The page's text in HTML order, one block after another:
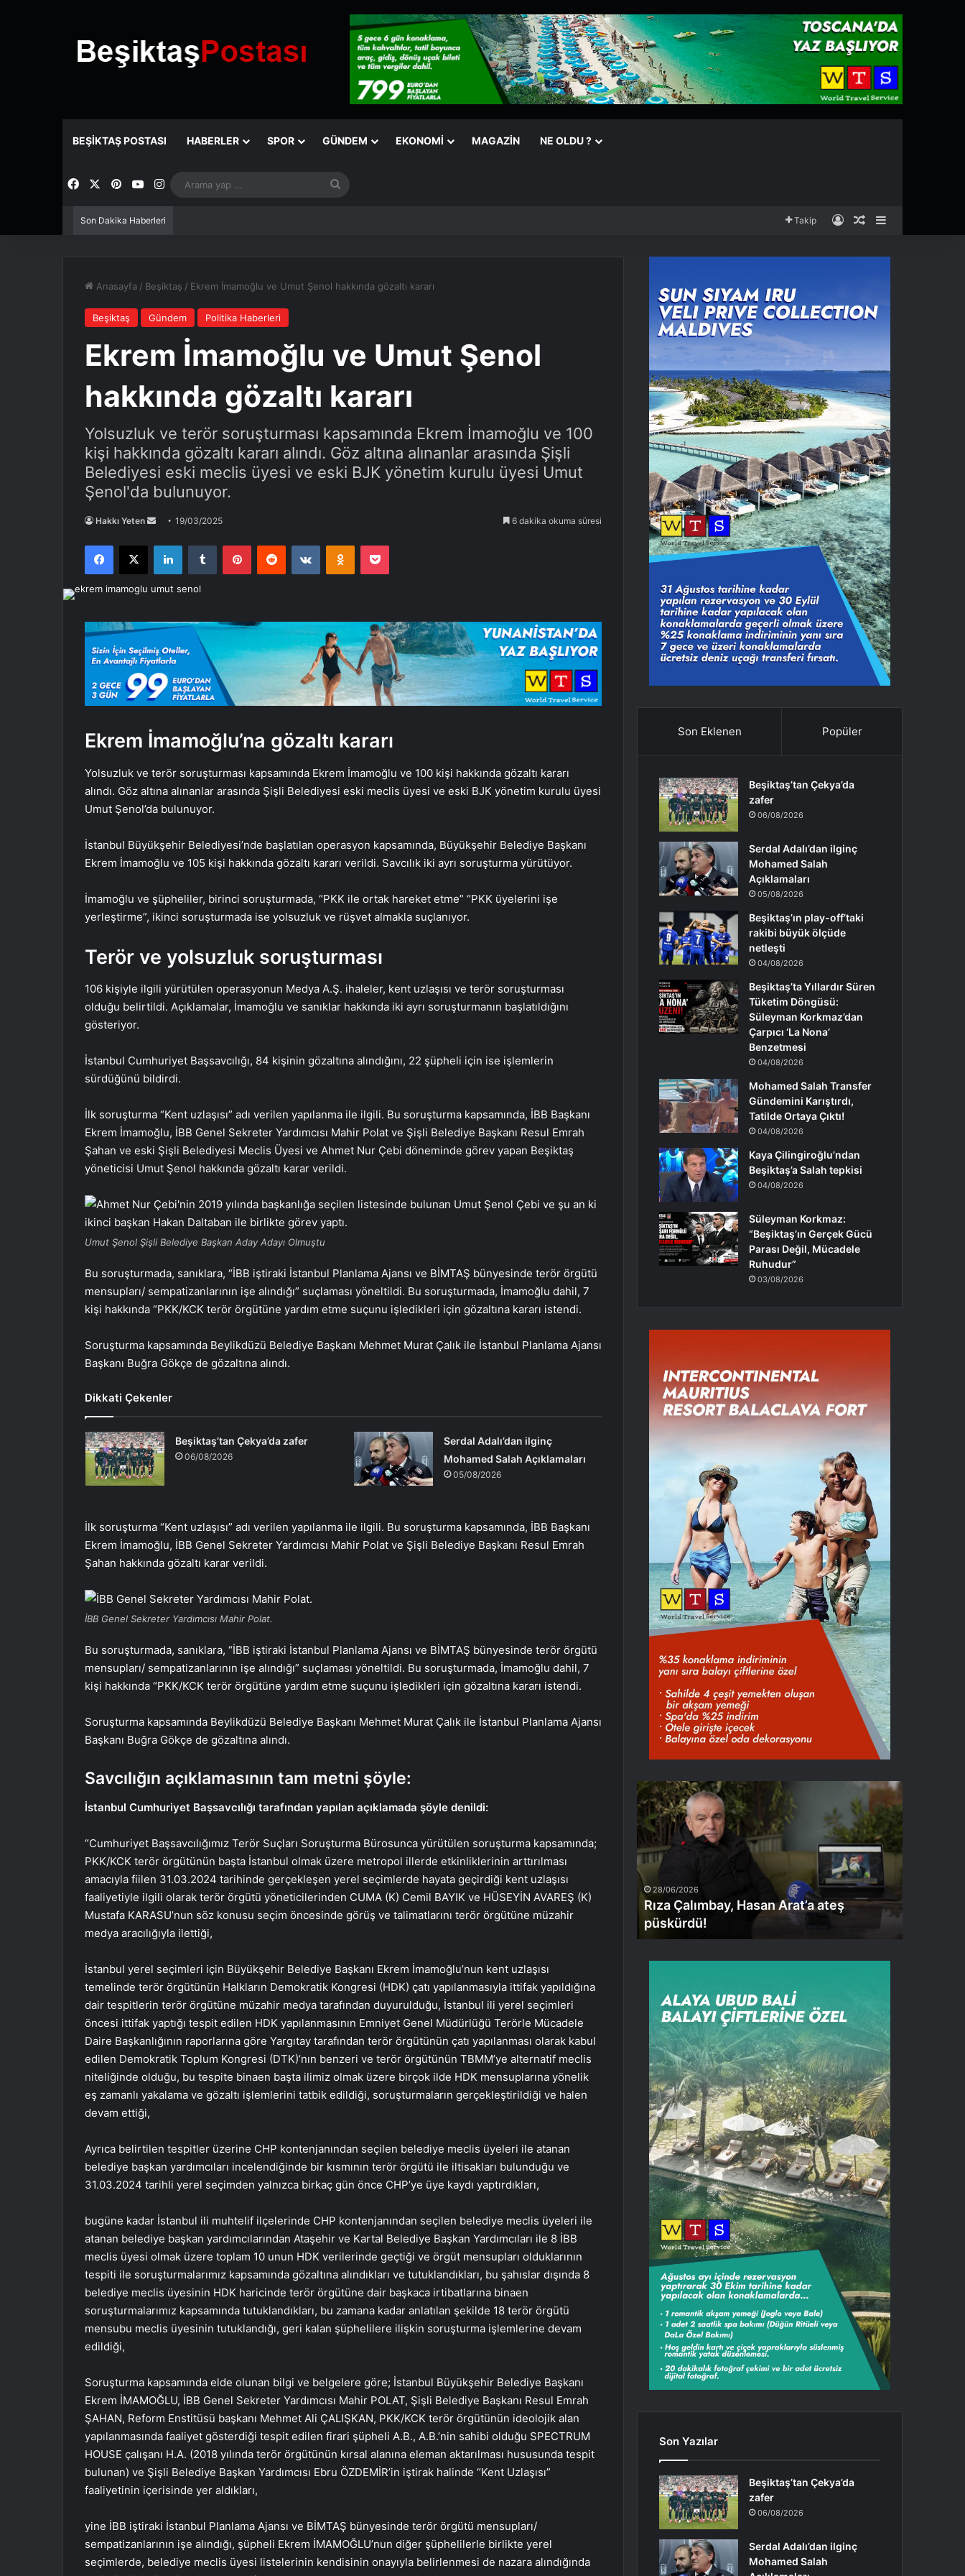
BEŞIKTAŞ POSTASI HABERLER SPOR GÜNDEM EKONOMI MAGAZIN NE OLDU ?
FacebookPinterestYouTube
Instagram
Son Dakika Haberleri Takip Kayıt OlRastgele Makale
Kenar Bölmesi
Anasayfa / Beşiktaş / Ekrem İmamoğlu ve Umut Şenol hakkında gözaltı kararı
Beşiktaş Gündem Politika Haberleri
Ekrem İmamoğlu ve Umut Şenol
hakkında gözaltı kararı
Yolsuzluk ve terör soruşturması kapsamında Ekrem İmamoğlu ve 100
kişi hakkında gözaltı kararı alındı. Göz altına alınanlar arasında Şişli
Belediyesi eski meclis üyesi ve eski BJK yönetim kurulu üyesi Umut
Şenol'da bulunuyor.
Hakkı Yeten
Bir
posta
göndermek
19/03/2025 6 dakika okuma süresi
Facebook
X LinkedInTumblr PinterestReddit VKontakteOdnoklassniki
Pocket
Ekrem İmamoğlu’na gözaltı kararı
Yolsuzluk ve terör soruşturması kapsamında Ekrem İmamoğlu ve 100 kişi hakkında gözaltı kararı
alındı. Göz altına alınanlar arasında Şişli Belediyesi eski meclis üyesi ve eski BJK yönetim kurulu üyesi
Umut Şenol’da bulunuyor.
İstanbul Büyükşehir Belediyesi’nde başlatılan operasyon kapsamında, Büyükşehir Belediye Başkanı
Ekrem İmamoğlu ve 105 kişi hakkında gözaltı kararı verildi. Savcılık iki ayrı soruşturma yürütüyor.
İmamoğlu ve şüpheliler, birinci soruşturmada, “PKK ile ortak hareket etme” “PKK üyelerini işe
yerleştirme”, ikinci soruşturmada ise yolsuzluk ve rüşvet almakla suçlanıyor.
Terör ve yolsuzluk soruşturması
106 kişiyle ilgili yürütülen operasyonun Medya A.Ş. ihaleler, kent uzlaşısı ve terör soruşturması
olduğu belirtildi. Açıklamalar, İmamoğlu ve sanıklar hakkında iki ayrı soruşturmanın başlatıldığını
gösteriyor.
İstanbul Cumhuriyet Başsavcılığı, 84 kişinin gözaltına alındığını, 22 şüpheli için ise işlemlerin
sürdüğünü bildirdi.
İlk soruşturma “Kent uzlaşısı” adı verilen yapılanma ile ilgili. Bu soruşturma kapsamında, İBB Başkanı
Ekrem İmamoğlu, İBB Genel Sekreter Yardımcısı Mahir Polat ve Şişli Belediye Başkanı Resul Emrah
Şahan ve eski Şişli Belediyesi Meclis Üyesi ve Ahmet Nur Çebi döneminde görev yapan Beşiktaş
yöneticisi Umut Şenol hakkında gözaltı karar verildi.
Umut Şenol Şişli Belediye Başkan Aday Adayı Olmuştu
Bu soruşturmada, sanıklara, “İBB iştiraki İstanbul Planlama Ajansı ve BİMTAŞ bünyesinde terör örgütü
mensupları/ sempatizanlarının işe alındığı” suçlaması yöneltildi. Bu soruşturmada, İmamoğlu dahil, 7
kişi hakkında “PKK/KCK terör örgütüne yardım etme suçunu işledikleri için gözaltına kararı istendi.
Soruşturma kapsamında Beylikdüzü Belediye Başkanı Mehmet Murat Çalık ile İstanbul Planlama Ajansı
Başkanı Buğra Gökçe de gözaltına alındı.
Dikkati Çekenler
Beşiktaş’tan Çekya’da zafer
06/08/2026
Serdal Adalı’dan ilginç
Mohamed Salah Açıklamaları
05/08/2026
İlk soruşturma “Kent uzlaşısı” adı verilen yapılanma ile ilgili. Bu soruşturma kapsamında, İBB Başkanı
Ekrem İmamoğlu, İBB Genel Sekreter Yardımcısı Mahir Polat ve Şişli Belediye Başkanı Resul Emrah
Şahan hakkında gözaltı karar verildi.
İBB Genel Sekreter Yardımcısı Mahir Polat.
Bu soruşturmada, sanıklara, “İBB iştiraki İstanbul Planlama Ajansı ve BİMTAŞ bünyesinde terör örgütü
mensupları/ sempatizanlarının işe alındığı” suçlaması yöneltildi. Bu soruşturmada, İmamoğlu dahil, 7
kişi hakkında “PKK/KCK terör örgütüne yardım etme suçunu işledikleri için gözaltına kararı istendi.
Soruşturma kapsamında Beylikdüzü Belediye Başkanı Mehmet Murat Çalık ile İstanbul Planlama Ajansı
Başkanı Buğra Gökçe de gözaltına alındı.
Savcılığın açıklamasının tam metni şöyle:
İstanbul Cumhuriyet Başsavcılığı tarafından yapılan açıklamada şöyle denildi:
“Cumhuriyet Başsavcılığımız Terör Suçları Soruşturma Bürosunca yürütülen soruşturma kapsamında;
PKK/KCK terör örgütünün başta İstanbul olmak üzere metropol illerde etkinliklerinin arttırılması
amacıyla fiilen 31.03.2024 tarihinde gerçekleşen yerel seçimlerde hayata geçirdiği kent uzlaşısı
faaliyetiyle ilgili olarak terör örgütü yöneticilerinden CUMA (K) Cemil BAYIK ve HÜSEYİN AVAREŞ (K)
Mustafa KARASU’nun söz konusu seçim öncesinde görüş ve talimatlarını terör örgütüne müzahir
medya aracılığıyla ilettiği,
İstanbul yerel seçimleri için Büyükşehir Belediye Başkanı Ekrem İmamoğlu’nun kent uzlaşısı
temelinde terör örgütünün Halkların Demokratik Kongresi (HDK) çatı yapılanmasıyla ittifak yapıldığına
dair tespitlerin terör örgütüne müzahir medya tarafından duyurulduğu, İstanbul ili yerel seçimleri
öncesi ittifak yaptığı tespit edilen HDK yapılanmasının Emniyet Genel Müdürlüğü Terörle Mücadele
Daire Başkanlığının raporlarına göre Yargıtay tarafından terör örgütünün çatı yapılanması olarak kabul
edilen Demokratik Toplum Kongresi (DTK)’nın benzeri ve terör örgütünün TBMM’ye alternatif meclis
niteliğinde olduğu, bu tespite binaen başta ilimiz olmak üzere birçok ilde HDK mensuplarına yönelik
eş zamanlı yakalama ve gözaltı işlemlerini tatbik edildiği, soruşturmaların gerçekleştirildiği ve halen
devam ettiği,
Ayrıca belirtilen tespitler üzerine CHP kontenjanından seçilen belediye meclis üyeleri ile atanan
belediye başkan yardımcıları incelendiğinde bir kısmının terör örgütü ile iltisakları bulunduğu ve
31.03.2024 tarihli yerel seçimden yalnızca birkaç gün önce CHP’ye üye kaydı yaptırdıkları,
bugüne kadar İstanbul ili muhtelif ilçelerinde CHP kontenjanından seçilen belediye meclis üyeleri ile
atanan belediye başkan yardımcılarından Ataşehir ve Kartal Belediye Başkan Yardımcıları ile 8 İBB
meclis üyesi olmak üzere toplam 10 unun HDK verilerinde geçtiği ve örgüt mensupları olduklarının
tespiti ile soruşturmalarımız kapsamında gözaltına alındıkları ve tutuklandıkları, bu şahıslar dışında 8
belediye meclis üyesinin HDK haricinde terör örgütüne dair başkaca irtibatlarına binaen
soruşturmalarımız kapsamında tutuklandıkları, bu zamana kadar anlatılan şekilde 18 terör örgütü
mensubu meclis üyesinin tutuklandığı, geri kalan şüphelilere ilişkin soruşturma işlemlerine devam
edildiği,
Soruşturma kapsamında elde olunan bilgi ve belgelere göre; İstanbul Büyükşehir Belediye Başkanı
Ekrem İMAMOĞLU, İBB Genel Sekreter Yardımcısı Mahir POLAT, Şişli Belediye Başkanı Resul Emrah
ŞAHAN, Reform Enstitüsü başkanı Mehmet Ali ÇALIŞKAN, PKK/KCK terör örgütünün ideolojik alan
yapılanmasında faaliyet gösterdiği tespit edilen firari şüpheli A.B., A.B.’nin sahibi olduğu SPECTRUM
HOUSE çalışanı H.A. (2018 yılında terör örgütünün kırsal alanına eleman aktarılması hususunda tespit
bulunan) ve Şişli Belediye Başkan Yardımcısı Ebru ÖZDEMİR’in iştirak halinde “Kent Uzlaşısı”
faaliyetinin içerisinde yer aldıkları,
yine İBB iştiraki İstanbul Planlama Ajansı ve BİMTAŞ bünyesinde terör örgütü mensupları/
sempatizanlarının işe alındığı, şüpheli Ekrem İMAMOĞLU’nun diğer şüphelilerle birlikte yerel
seçimlerde, belediye meclis üyesi listelerinin kendisinin onayıyla belirlenmesi de nazara alındığında
Son Eklenen Popüler
Beşiktaş’tan Çekya’da
zafer
06/08/2026
Serdal Adalı’dan ilginç
Mohamed Salah
Açıklamaları
05/08/2026
Beşiktaş’ın play-off’taki
rakibi büyük ölçüde
netleşti
04/08/2026
Beşiktaş’ta Yıllardır Süren
Tüketim Döngüsü:
Süleyman Korkmaz’dan
Çarpıcı ‘La Nona’
Benzetmesi
04/08/2026
Mohamed Salah Transfer
Gündemini Karıştırdı,
Tatilde Ortaya Çıktı!
04/08/2026
Kaya Çilingiroğlu’ndan
Beşiktaş’a Salah tepkisi
04/08/2026
Süleyman Korkmaz:
“Beşiktaş’ın Gerçek Gücü
Parası Değil, Mücadele
Ruhudur”
03/08/2026
Rıza
Çalımbay,
Hasan
Arat’a
ateş
püskürdü!
28/06/2026
Rıza Çalımbay, Hasan Arat’a ateş
püskürdü!
Son Yazılar
Beşiktaş’tan Çekya’da
zafer
06/08/2026
Serdal Adalı’dan ilginç
Mohamed Salah